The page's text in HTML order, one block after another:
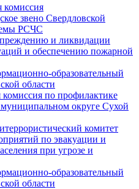
комиссия
звено Свердловской
РСЧС
и ликвидации
и обеспечению пожарной
образовательный
области
по профилактике
округе Сухой
комитет
по эвакуации и
при угрозе и
образовательный
области